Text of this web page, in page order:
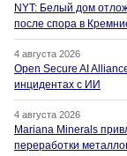
NYT: Белый дом
после спора в
4 августа 2026
Open Secure AI
инцидентах с ИИ
4 августа 2026
Mariana Minerals
переработки